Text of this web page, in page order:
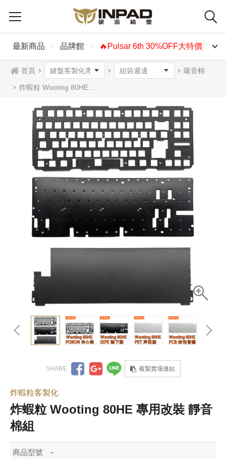
最新商品 品牌館 🔥Pulsar 6th 30%OFF大特價🔥
首頁 吸音棉
炸蝦粒 Wooting 80HE 專用改裝 靜音棉組
複製賣場連結
炸蝦粒客製化
炸蝦粒 Wooting 80HE 專用改裝 靜音
棉組
商品型號 -